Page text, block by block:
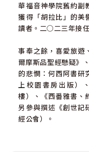
華福音神學院舊約副
獲得「胡拉比」的美
讀者。二○二三年接
事奉之餘，喜愛旅遊
爾摩斯品聖經懸疑》
的悲憫：何西阿書研
上校園書房出版）
樓）、《西番雅書、
另參與撰述《創世記
經公會）。